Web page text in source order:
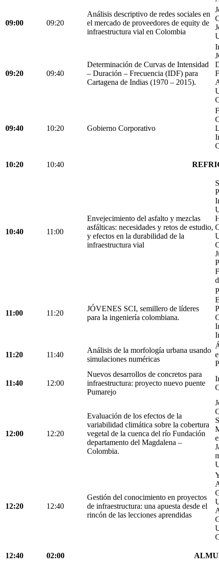
09:00 09:20
Análisis descriptivo de redes sociales en
el mercado de proveedores de equity de
infraestructura vial en Colombia
09:20 09:40
Determinación de Curvas de Intensidad
– Duración – Frecuencia (IDF) para
Cartagena de Indias (1970 – 2015).
09:40 10:20 Gobierno Corporativo
10:20 10:40
10:40 11:00
Envejecimiento del asfalto y mezclas
asfálticas: necesidades y retos de estudio,
y efectos en la durabilidad de la
infraestructura vial
11:00 11:20
JÓVENES SCI, semillero de líderes
para la ingeniería colombiana.
11:20 11:40
Análisis de la morfología urbana usando
simulaciones numéricas
11:40 12:00
Nuevos desarrollos de concretos para
infraestructura: proyecto nuevo puente
Pumarejo
12:00 12:20
Evaluación de los efectos de la
variabilidad climática sobre la cobertura
vegetal de la cuenca del río Fundación
departamento del Magdalena –
Colombia.
12:20 12:40
Gestión del conocimiento en proyectos
de infraestructura: una apuesta desde el
rincón de las lecciones aprendidas
12:40 02:00